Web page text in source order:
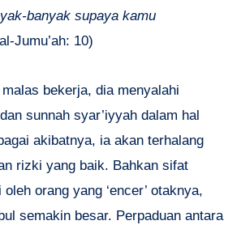
banyak supaya kamu
Jumu’ah: 10)
bekerja, dia menyalahi
sunnah syar’iyyah dalam hal
akibatnya, ia akan terhalang
rizki yang baik. Bahkan sifat
orang yang ‘encer’ otaknya,
semakin besar. Perpaduan antara